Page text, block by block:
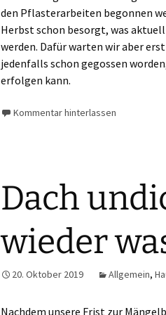
den Pflasterarbeiten begonnen
Herbst schon besorgt, was
werden. Dafür warten wir aber
jedenfalls schon gegossen
erfolgen kann.
Kommentar hinterlassen
Dach
wieder
20. Oktober 2019 Allgemein,
Nachdem unsere Frist zur